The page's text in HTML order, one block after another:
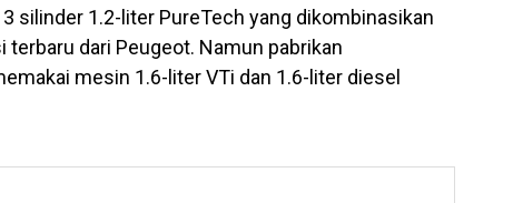
silinder 1.2-liter PureTech yang dikombinasikan
dari Peugeot. Namun pabrikan
mesin 1.6-liter VTi dan 1.6-liter diesel